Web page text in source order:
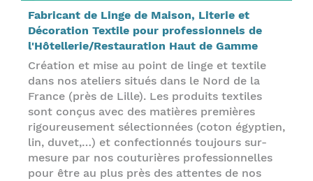
Fabricant de Linge de Maison, Literie et
Décoration Textile pour professionnels de
l'Hôtellerie/Restauration Haut de Gamme
Création et mise au point de linge et textile
dans nos ateliers situés dans le Nord de la
France (près de Lille). Les produits textiles
sont conçus avec des matières premières
rigoureusement sélectionnées (coton égyptien,
lin, duvet,…) et confectionnés toujours sur-
mesure par nos couturières professionnelles
pour être au plus près des attentes de nos